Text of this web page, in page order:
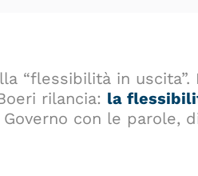
“flessibilità in uscita”.
rilancia: la
con le parole,